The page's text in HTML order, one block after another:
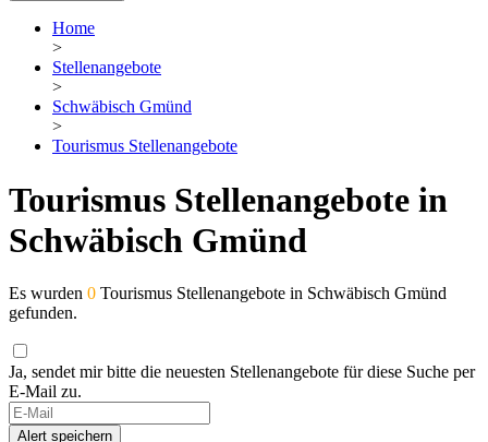
Home
>
Stellenangebote
>
Schwäbisch Gmünd
>
Tourismus Stellenangebote
Tourismus Stellenangebote in
Schwäbisch Gmünd
Es wurden 0 Tourismus Stellenangebote in Schwäbisch Gmünd
gefunden.
Ja, sendet mir bitte die neuesten Stellenangebote für diese Suche per
E-Mail zu.
Alert speichern